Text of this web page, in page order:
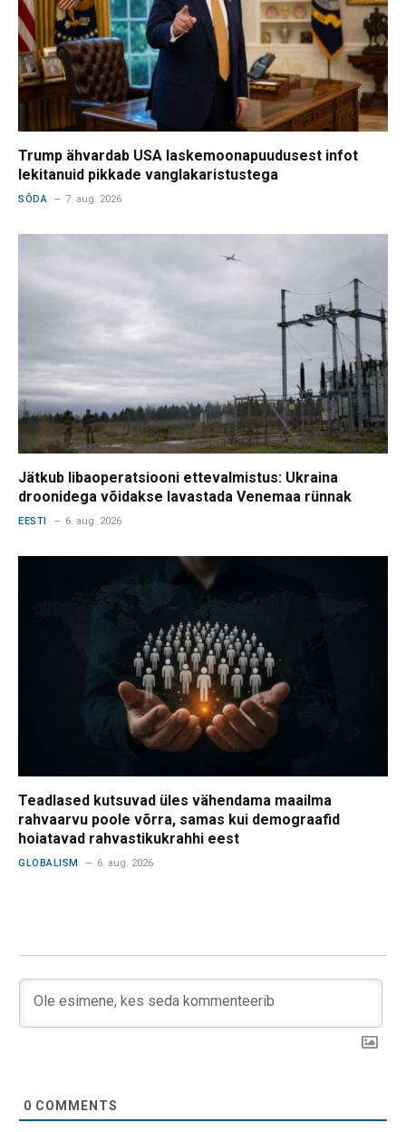
Trump ähvardab USA laskemoonapuudusest infot
lekitanuid pikkade vanglakaristustega
SÕDA 7. aug. 2026
Jätkub libaoperatsiooni ettevalmistus: Ukraina
droonidega võidakse lavastada Venemaa rünnak
EESTI 6. aug. 2026
Teadlased kutsuvad üles vähendama maailma
rahvaarvu poole võrra, samas kui demograafid
hoiatavad rahvastikukrahhi eest
GLOBALISM 6. aug. 2026
0 COMMENTS